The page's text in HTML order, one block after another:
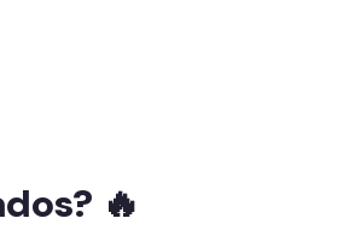
🔥